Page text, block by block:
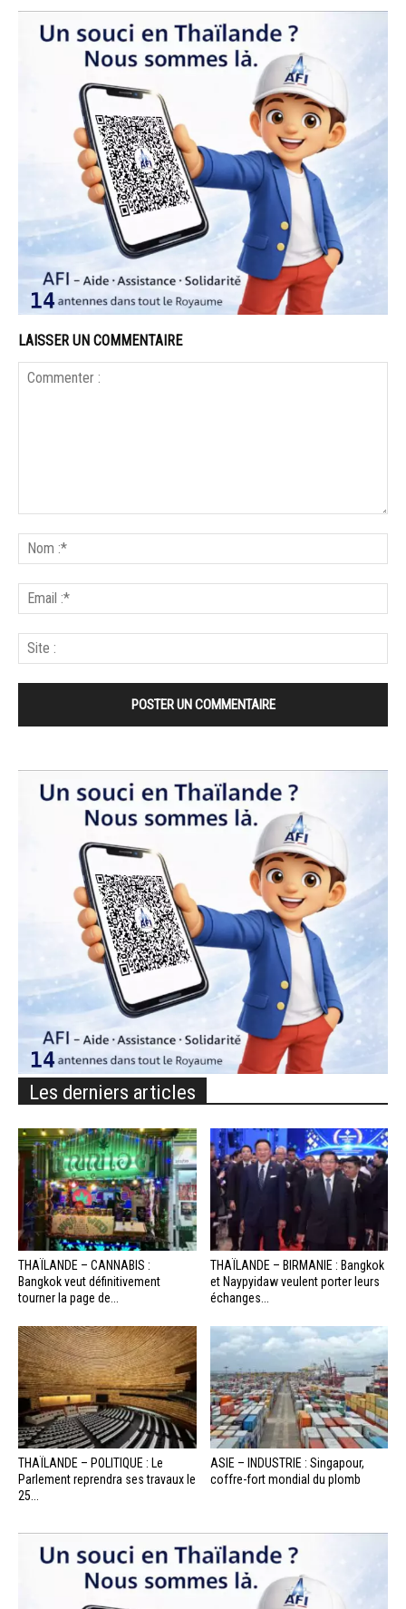
LAISSER UN COMMENTAIRE
Les derniers articles
THAÏLANDE – CANNABIS :
Bangkok veut définitivement
tourner la page de...
THAÏLANDE – BIRMANIE : Bangkok
et Naypyidaw veulent porter leurs
échanges...
THAÏLANDE – POLITIQUE : Le
Parlement reprendra ses travaux le
25...
ASIE – INDUSTRIE : Singapour,
coffre-fort mondial du plomb